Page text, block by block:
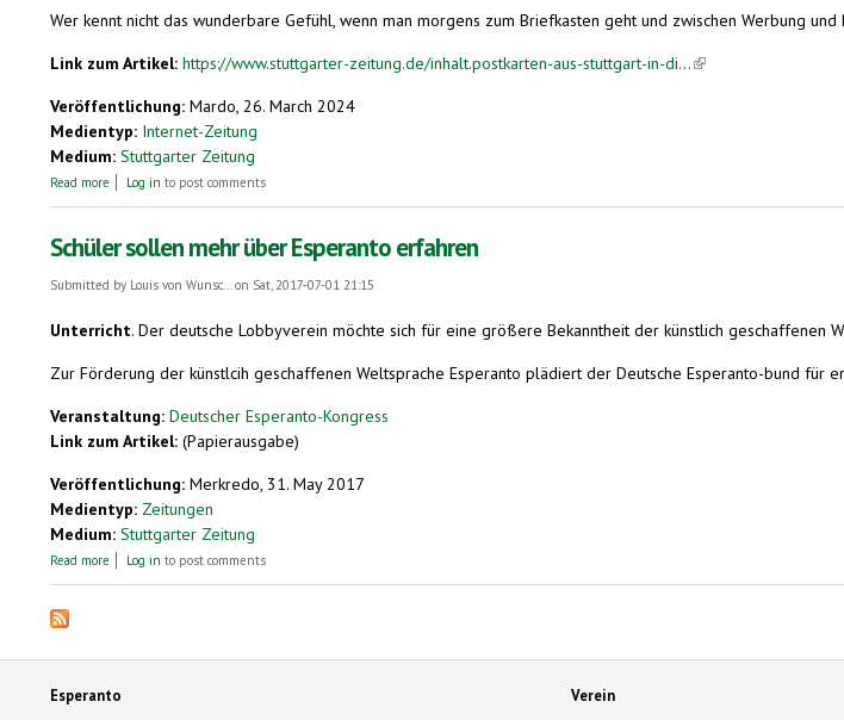
Wer kennt nicht das wunderbare Gefühl, wenn man morgens zum Briefkasten geht und zwischen Werbung und
Link zum Artikel: https://www.stuttgarter-zeitung.de/inhalt.postkarten-aus-stuttgart-in-di...(link is external)
Veröffentlichung: Mardo, 26. March 2024
Medientyp: Internet-Zeitung
Medium: Stuttgarter Zeitung
Read more about Die Sprache Esperanto brachte sie zum Postcrossing
Log in to post comments
Schüler sollen mehr über Esperanto erfahren
Submitted by Louis von Wunsc...on Sat, 2017-07-01 21:15
Unterricht. Der deutsche Lobbyverein möchte sich für eine größere Bekanntheit der künstlich geschaffenen
Zur Förderung der künstlcih geschaffenen Weltsprache Esperanto plädiert der Deutsche Esperanto-bund für
Veranstaltung: Deutscher Esperanto-Kongress
Link zum Artikel: (Papierausgabe)
Veröffentlichung: Merkredo, 31. May 2017
Medientyp: Zeitungen
Medium: Stuttgarter Zeitung
Read more about Schüler sollen mehr über Esperanto erfahren
Log in to post comments
Esperanto Verein